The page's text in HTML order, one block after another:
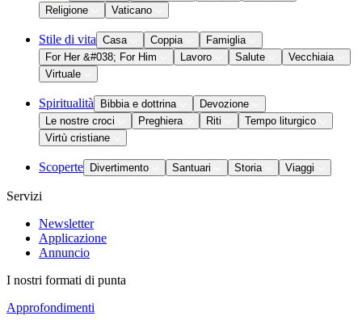
Religione
Vaticano
Stile di vita Casa Coppia
Famiglia
For Her &#038; For Him
Lavoro Salute
Vecchiaia
Virtuale
Spiritualità Bibbia e dottrina
Devozione
Le nostre croci
Preghiera Riti
Tempo liturgico
Virtù cristiane
Scoperte Divertimento Santuari Storia Viaggi
Servizi
Newsletter
Applicazione
Annuncio
I nostri formati di punta
Approfondimenti